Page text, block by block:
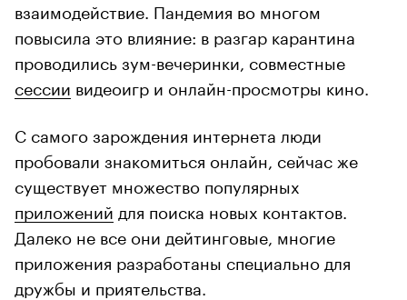
взаимодействие. Пандемия во многом
повысила это влияние: в разгар карантина
проводились зум-вечеринки, совместные
сессии видеоигр и онлайн-просмотры кино.
С самого зарождения интернета люди
пробовали знакомиться онлайн, сейчас же
существует множество популярных
приложений для поиска новых контактов.
Далеко не все они дейтинговые, многие
приложения разработаны специально для
дружбы и приятельства.